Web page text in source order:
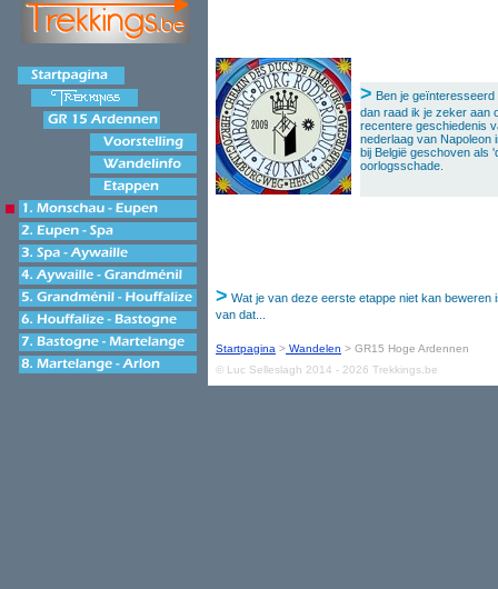
© Luc Selleslagh 2014 - 2026 Trekkings.be
Startpagina > Wandelen > GR15 Hoge Ardennen
> Wat je van deze eerste etappe niet kan
van dat...
> Ben je
dan raad ik je zeker aan
recentere geschiedenis
nederlaag van Napoleon
bij België geschoven als
oorlogsschade.